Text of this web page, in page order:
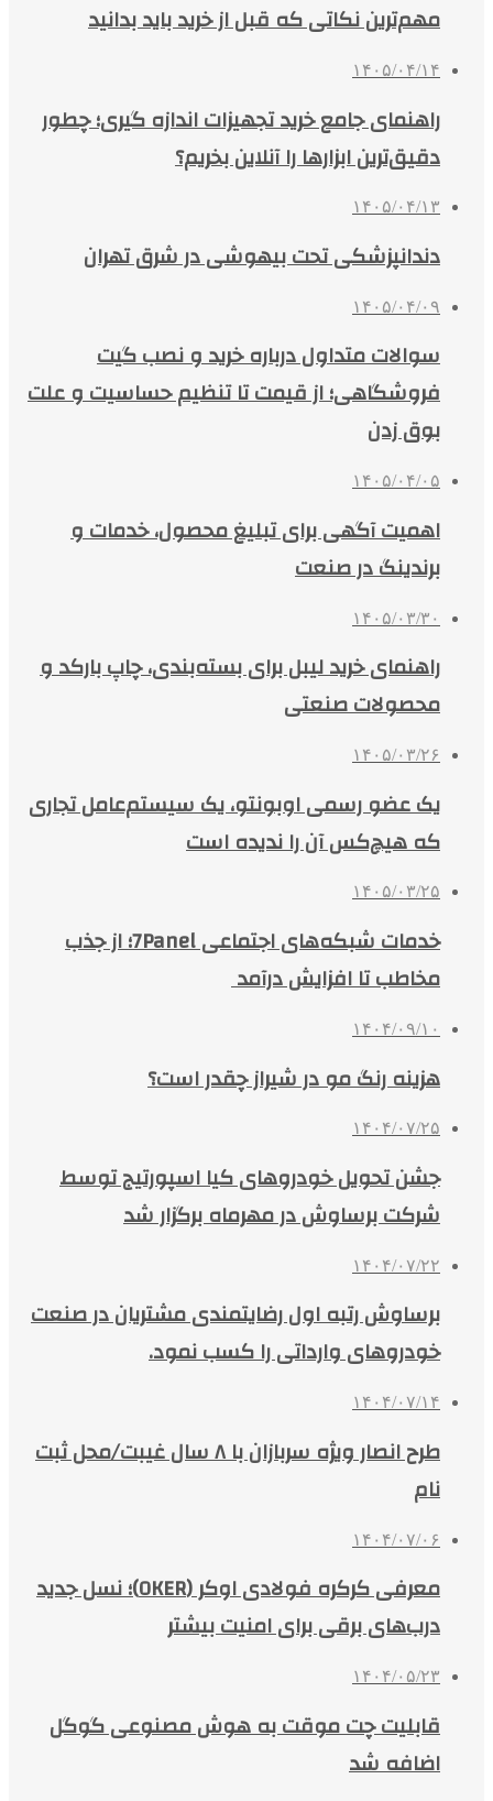
مهم‌ترین نکاتی که قبل از خرید باید بدانید
۱۴۰۵/۰۴/۱۴
راهنمای جامع خرید تجهیزات اندازه گیری؛ چطور
دقیق‌ترین ابزارها را آنلاین بخریم؟
۱۴۰۵/۰۴/۱۳
دندانپزشکی تحت بیهوشی در شرق تهران
۱۴۰۵/۰۴/۰۹
سوالات متداول درباره خرید و نصب گیت
فروشگاهی؛ از قیمت تا تنظیم حساسیت و علت
بوق زدن
۱۴۰۵/۰۴/۰۵
اهمیت آگهی برای تبلیغ محصول، خدمات و
برندینگ در صنعت
۱۴۰۵/۰۳/۳۰
راهنمای خرید لیبل برای بسته‌بندی، چاپ بارکد و
محصولات صنعتی
۱۴۰۵/۰۳/۲۶
یک عضو رسمی اوبونتو، یک سیستم‌عامل تجاری
که هیچ‌کس آن را ندیده است
۱۴۰۵/۰۳/۲۵
خدمات شبکه‌های اجتماعی 7Panel؛ از جذب
مخاطب تا افزایش درآمد
۱۴۰۴/۰۹/۱۰
هزینه رنگ مو در شیراز چقدر است؟
۱۴۰۴/۰۷/۲۵
جشن تحویل خودروهای کیا اسپورتیج توسط
شرکت برساوش در مهرماه برگزار شد
۱۴۰۴/۰۷/۲۲
برساوش رتبه اول رضایتمندی مشتریان در صنعت
خودروهای وارداتی را کسب نمود.
۱۴۰۴/۰۷/۱۴
طرح انصار ویژه سربازان با ۸ سال غیبت/محل ثبت
نام
۱۴۰۴/۰۷/۰۶
معرفی کرکره فولادی اوکر (OKER)؛ نسل جدید
درب‌های برقی برای امنیت بیشتر
۱۴۰۴/۰۵/۲۳
قابلیت چت موقت به هوش مصنوعی گوگل
اضافه شد